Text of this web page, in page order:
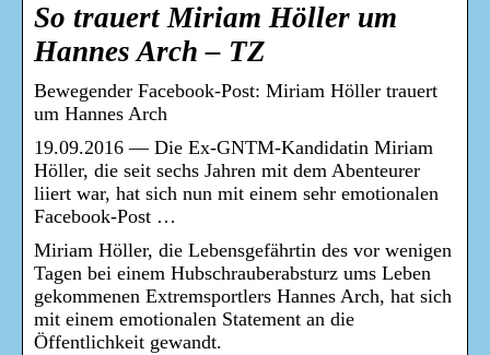
So trauert Miriam Höller um
Hannes Arch – TZ
Bewegender Facebook-Post: Miriam Höller trauert
um Hannes Arch
19.09.2016 — Die Ex-GNTM-Kandidatin Miriam
Höller, die seit sechs Jahren mit dem Abenteurer
liiert war, hat sich nun mit einem sehr emotionalen
Facebook-Post …
Miriam Höller, die Lebensgefährtin des vor wenigen
Tagen bei einem Hubschrauberabsturz ums Leben
gekommenen Extremsportlers Hannes Arch, hat sich
mit einem emotionalen Statement an die
Öffentlichkeit gewandt.